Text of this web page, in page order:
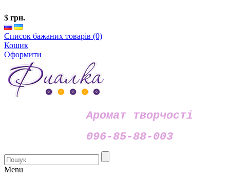
$ грн.
Список бажаних товарів (0)
Кошик
Оформити
Аромат творчості
096-85-88-003
Menu